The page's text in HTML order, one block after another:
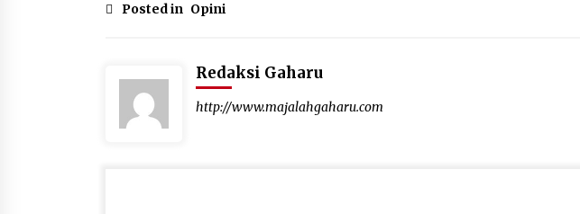
Posted in Opini
Redaksi Gaharu
http://www.majalahgaharu.com